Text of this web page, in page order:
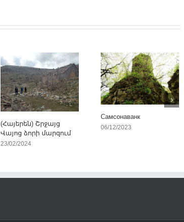
(Հայերեն) Շրջայց
Վայոց ձորի մարզում
23/02/2024
Самсонаванк
06/12/2023